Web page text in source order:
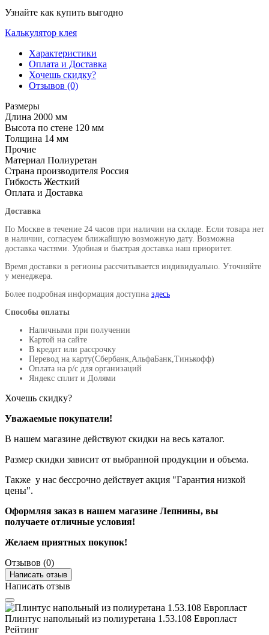
Узнайте как купить выгодно
Калькулятор клея
Характеристики
Оплата и Доставка
Хочешь скидку?
Отзывов (0)
Размеры
Длина 2000 мм
Высота по стене 120 мм
Толщина 14 мм
Прочие
Материал Полиуретан
Страна производителя Россия
Гибкость Жесткий
Оплата и Доставка
Доставка
По Москве в течение 24 часов при наличии на складе. Если товара нет
в наличии, согласуем ближайшую возможную дату. Возможна
доставка частями. Удобная и быстрая доставка наш приоритет.
Время доставки в регионы рассчитывается индивидуально. Уточняйте
у менеджера.
Более подробная информация доступна здесь
Способы оплаты
Наличными при получении
Картой на сайте
В кредит или рассрочку
Перевод на карту(Сбербанк,АльфаБанк,Тинькофф)
Оплата на р/c для организаций
Яндекс сплит и Долями
Хочешь скидку?
Уважаемые покупатели!
В нашем магазине действуют скидки на весь каталог.
Размер скидки зависит от выбранной продукции и объема.
Также у нас бессрочно действует акция "Гарантия низкой
цены".
Оформляя заказ в нашем магазине Лепнины, вы
получаете отличные условия!
Желаем приятных покупок!
Отзывов (0)
Написать отзыв
Написать отзыв
Плинтус напольный из полиуретана 1.53.108 Европласт
Рейтинг